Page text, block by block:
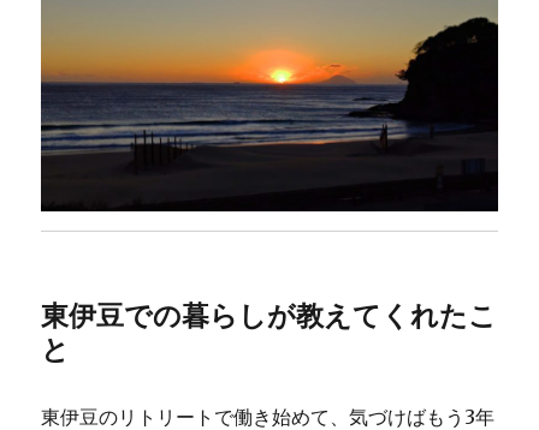
東伊豆での暮らしが教えてくれたこ
と
東伊豆のリトリートで働き始めて、気づけばもう3年